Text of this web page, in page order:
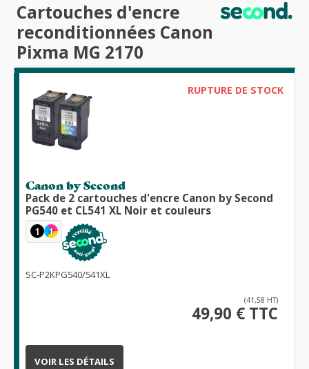
Cartouches d'encre
reconditionnées Canon
Pixma MG 2170
RUPTURE DE STOCK
Canon by Second
Pack de 2 cartouches d'encre Canon by Second
PG540 et CL541 XL Noir et couleurs
1 1
SC-P2KPG540/541XL
(41,58 HT)
49,90 € TTC
VOIR LES DÉTAILS